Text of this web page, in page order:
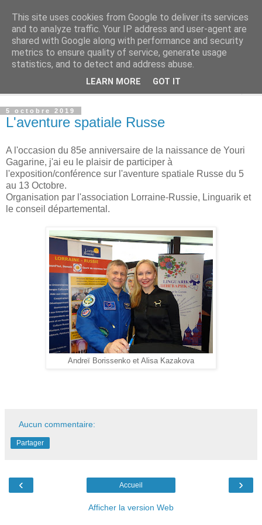
Alisa Kazakova
5 octobre 2019
L'aventure spatiale Russe
A l'occasion du 85e anniversaire de la naissance de Youri
Gagarine, j'ai eu le plaisir de participer à
l'exposition/conférence sur l'aventure spatiale Russe du 5
au 13 Octobre.
Organisation par l'association Lorraine-Russie, Linguarik et
le conseil départemental.
Andreï Borissenko et Alisa Kazakova
Aucun commentaire:
Partager
‹ ›
Accueil
Afficher la version Web
This site uses cookies from Google to deliver its services
and to analyze traffic. Your IP address and user-agent are
shared with Google along with performance and security
metrics to ensure quality of service, generate usage
statistics, and to detect and address abuse.
LEARN MORE GOT IT